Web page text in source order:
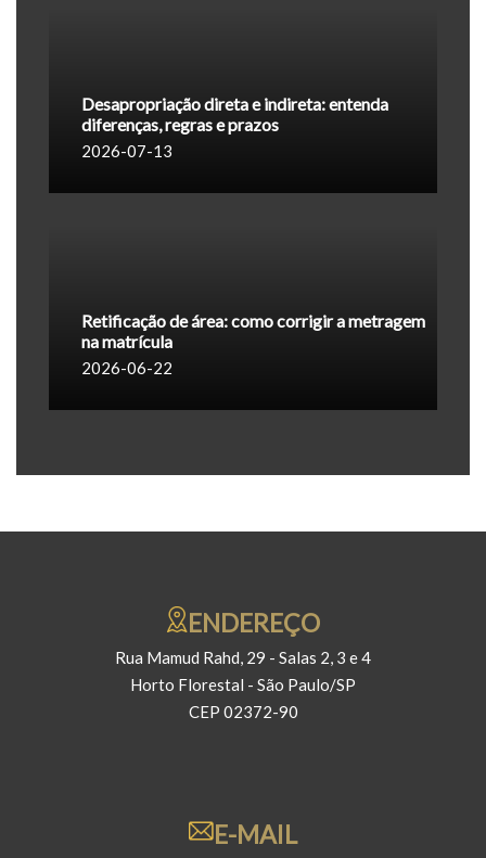
Desapropriação direta e indireta: entenda
diferenças, regras e prazos
2026-07-13
Retificação de área: como corrigir a metragem
na matrícula
2026-06-22
ENDEREÇO
Rua Mamud Rahd, 29 - Salas 2, 3 e 4
Horto Florestal - São Paulo/SP
CEP 02372-90
E-MAIL